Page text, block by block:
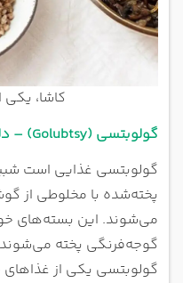
کاشا، یکی
گولوبتسی (Golubtsy) – دلمه کلم به سبک روسی
گولوبتسی غذایی است
پخته‌شده با مخلوطی از
می‌شوند. این
گوجه‌فرنگی پخته
گولوبتسی یکی از